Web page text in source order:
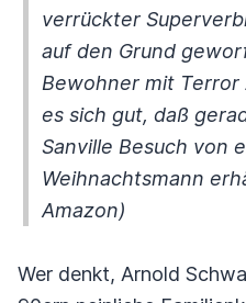
verrückter
auf den Grund
Bewohner mit
es sich gut, daß
Sanville Besuch von
Weihnachtsmann
Amazon)
Wer denkt, Arnold